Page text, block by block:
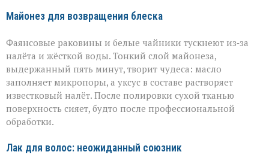
Майонез для возвращения блеска
Фаянсовые раковины и белые чайники тускнеют из‑за
налёта и жёсткой воды. Тонкий слой майонеза,
выдержанный пять минут, творит чудеса: масло
заполняет микропоры, а уксус в составе растворяет
известковый налёт. После полировки сухой тканью
поверхность сияет, будто после профессиональной
обработки.
Лак для волос: неожиданный союзник